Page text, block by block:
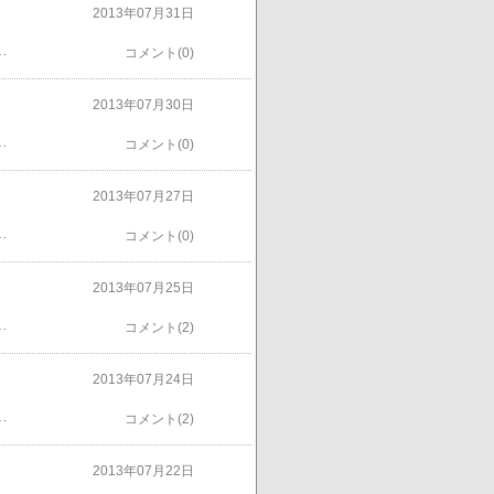
2013年07月31日
コメント(0)
2013年07月30日
コメント(0)
2013年07月27日
コメント(0)
2013年07月25日
コメント(2)
2013年07月24日
コメント(2)
2013年07月22日